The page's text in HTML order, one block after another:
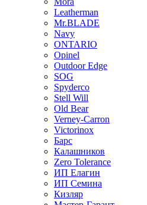
Leatherman
Mr.BLADE
Navy
ONTARIO
Opinel
Outdoor Edge
SOG
Spyderco
Stell Will
Old Bear
Verney-Carron
Victorinox
Барс
Калашников
Zero Tolerance
ИП Елагин
ИП Семина
Кизляр